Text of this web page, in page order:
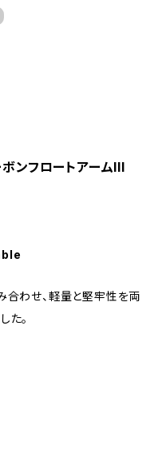
ンフロートアームIII
合わせ、軽量と堅牢性を両
た。